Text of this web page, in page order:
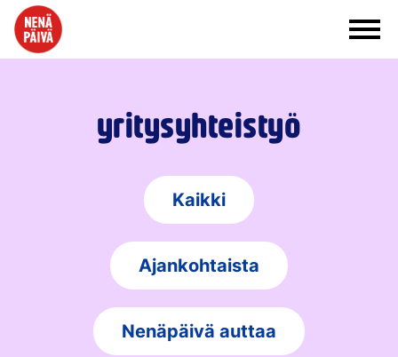
Siirry sisältöön
yritysyhteistyö
Kaikki
Ajankohtaista
Nenäpäivä auttaa